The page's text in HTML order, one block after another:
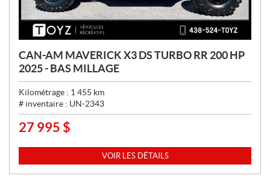
CAN-AM MAVERICK X3 DS TURBO RR 200 HP
2025 - BAS MILLAGE
Kilométrage : 1 455 km
# inventaire : UN-2343
P
X
27 995 $
VOIR LES DÉTAILS